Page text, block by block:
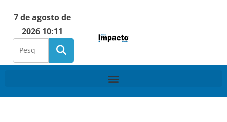
7 de agosto de
2026 10:11